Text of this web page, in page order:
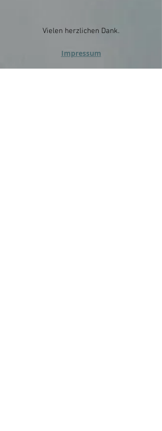
Vielen herzlichen Dank.
Impressum